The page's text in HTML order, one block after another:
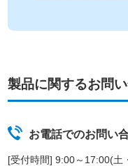
製品に関するお問
お電話でのお問い
[受付時間] 9:00～17:00(土